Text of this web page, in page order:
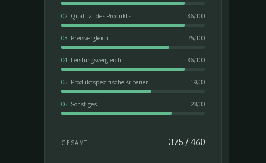
02 Qualität des Produkts 86/100
03 Preisvergleich 75/100
04 Leistungsvergleich 86/100
05 Produktspezifische Kriterien 19/30
06 Sonstiges 23/30
GESAMT 375/460